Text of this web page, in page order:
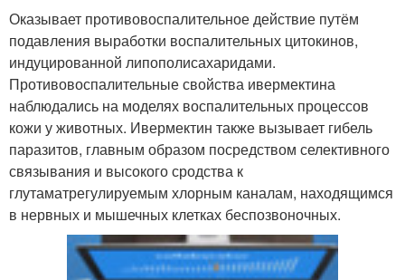
Оказывает противовоспалительное действие путём
подавления выработки воспалительных цитокинов,
индуцированной липополисахаридами.
Противовоспалительные свойства ивермектина
наблюдались на моделях воспалительных процессов
кожи у животных. Ивермектин также вызывает гибель
паразитов, главным образом посредством селективного
связывания и высокого сродства к
глутаматрегулируемым хлорным каналам, находящимся
в нервных и мышечных клетках беспозвоночных.